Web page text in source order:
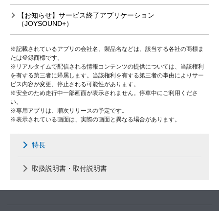
【お知らせ】サービス終了アプリケーション
（JOYSOUND+）
※記載されているアプリの会社名、製品名などは、該当する各社の商標ま
たは登録商標です。
※リアルタイムで配信される情報コンテンツの提供については、当該権利
を有する第三者に帰属します。当該権利を有する第三者の事由によりサー
ビス内容が変更、停止される可能性があります。
※安全のため走行中一部画面が表示されません。停車中にご利用くださ
い。
※専用アプリは、順次リリースの予定です。
※表示されている画面は、実際の画面と異なる場合があります。
特長
取扱説明書・取付説明書